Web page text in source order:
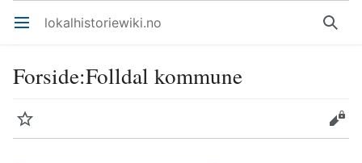
Åpne hovedmenyen lokalhistoriewiki.no Søk
Forside:Folldal kommune
Overvåk Rediger